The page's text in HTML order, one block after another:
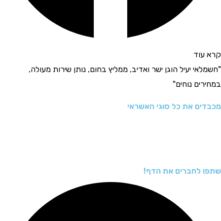
יעיל הוגן ישר ואדיב, ממליץ בחום, נותן שירות מעולה,
נוחים"
את כל סוגי האשראי
לחברים את הדף!